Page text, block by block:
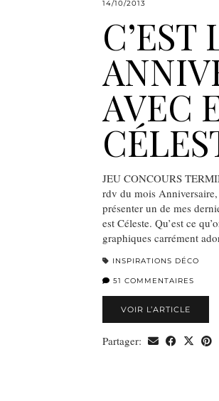
14/10/2013
C’EST
AVEC
JEU CONCOURS
rdv du mois
présenter un de mes
est Céleste. Qu’est ce
graphiques carrément
INSPIRATIONS DÉCO
51 COMMENTAIRES
VOIR L’ARTICLE
Partager: